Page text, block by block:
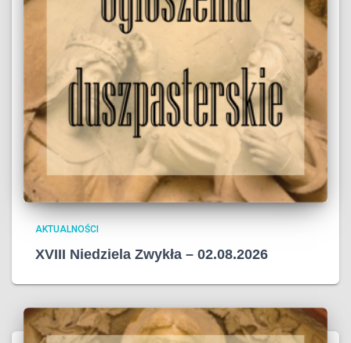
AKTUALNOŚCI
XVIII Niedziela Zwykła – 02.08.2026